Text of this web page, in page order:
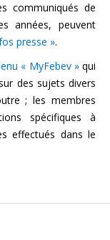
communiqués de
années, peuvent
presse ».
« MyFebev »qui
des sujets divers
; les membres
spécifiques à
effectués dans le